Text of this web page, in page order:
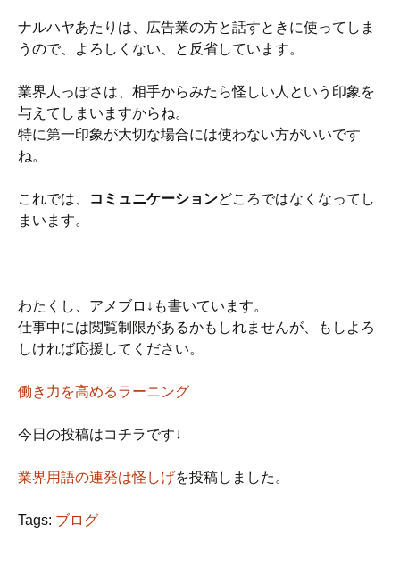
ナルハヤあたりは、広告業の方と話すときに使ってしま
うので、よろしくない、と反省しています。
業界人っぽさは、相手からみたら怪しい人という印象を
与えてしまいますからね。
特に第一印象が大切な場合には使わない方がいいです
ね。
これでは、 コミュニケーションどころではなくなってし
まいます。
わたくし、アメブロ↓も書いています。
仕事中には閲覧制限があるかもしれませんが、もしよろ
しければ応援してください。
働き力を高めるラーニング
今日の投稿はコチラです↓
業界用語の連発は怪しげを投稿しました。
Tags: ブログ